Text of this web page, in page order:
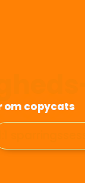
copycats